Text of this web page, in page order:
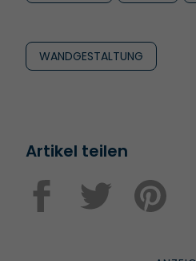
WANDGESTALTUNG
Artikel teilen